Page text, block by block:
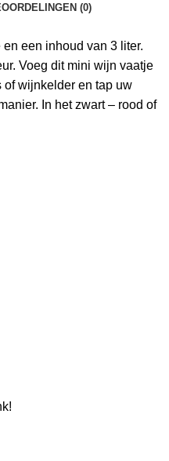
(0)
een inhoud van 3 liter.
Voeg dit mini wijn vaatje
of wijnkelder en tap uw
In het zwart – rood of